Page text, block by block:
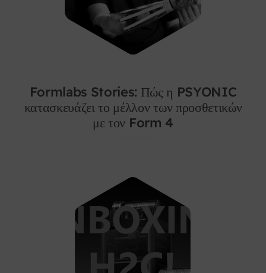
Formlabs Stories: Πώς η PSYONIC
κατασκευάζει το μέλλον των προσθετικών
με τον Form 4